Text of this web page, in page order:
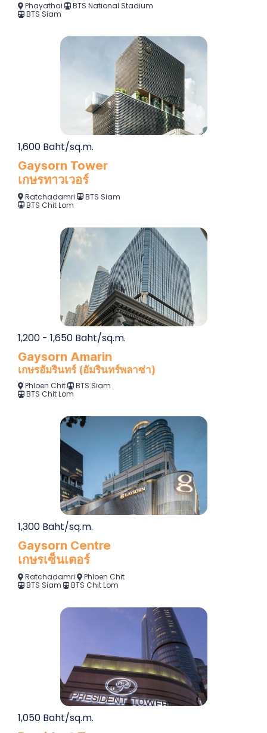
Phayathai
BTS National Stadium
BTS Siam
1,600 Baht/sq.m.
Gaysorn Tower
เกษรทาวเวอร์
Ratchadamri
BTS Siam
BTS Chit Lom
1,200 - 1,650 Baht/sq.m.
Gaysorn Amarin
เกษรอัมรินทร์ (อัมรินทร์พลาซ่า)
Phloen Chit
BTS Siam
BTS Chit Lom
1,300 Baht/sq.m.
Gaysorn Centre
เกษรเซ็นเตอร์
Ratchadamri
Phloen Chit
BTS Siam
BTS Chit Lom
1,050 Baht/sq.m.